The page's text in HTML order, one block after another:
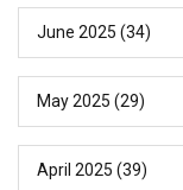
June 2025 (34)
May 2025 (29)
April 2025 (39)